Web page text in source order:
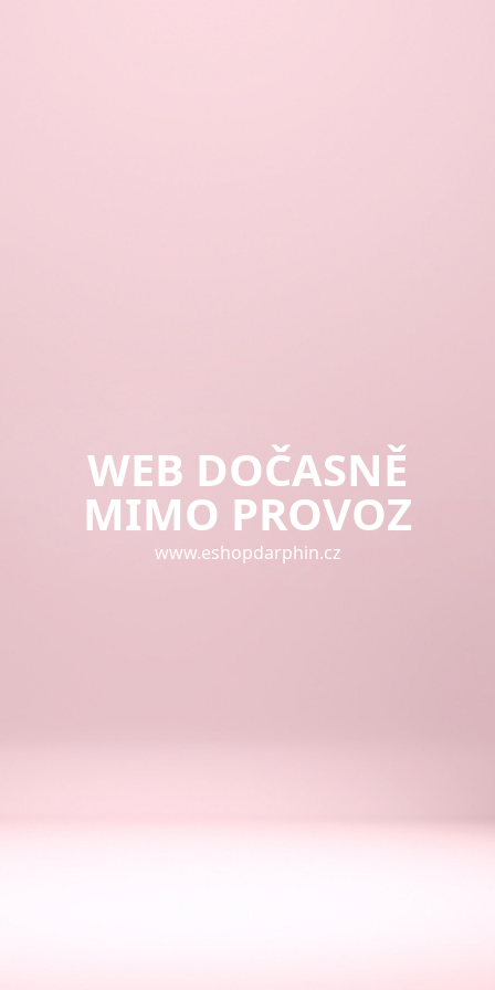
WEB DOČASNĚ
MIMO PROVOZ
www.eshopdarphin.cz